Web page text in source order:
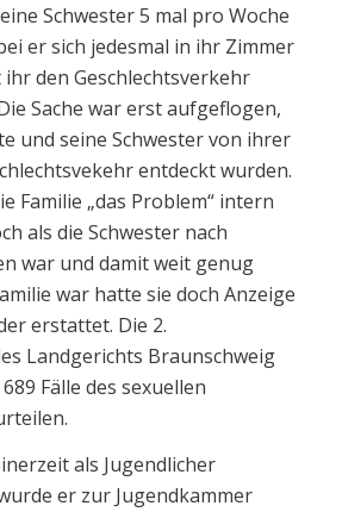
Schwester 5 mal pro Woche
er sich jedesmal in ihr Zimmer
den Geschlechtsverkehr
Sache war erst aufgeflogen,
und seine Schwester von ihrer
entdeckt wurden.
Familie „das Problem“ intern
als die Schwester nach
war und damit weit genug
war hatte sie doch Anzeige
erstattet. Die 2.
Landgerichts Braunschweig
Fälle des sexuellen
als Jugendlicher
er zur Jugendkammer